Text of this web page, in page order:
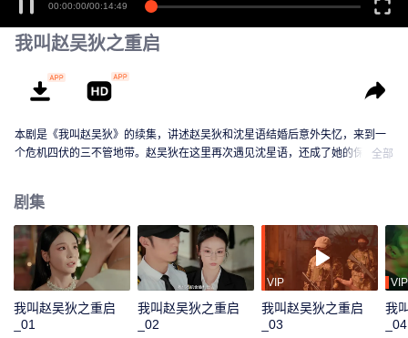
00:00:00/00:14:49
我叫赵吴狄之重启
本剧是《我叫赵吴狄》的续集，讲述赵吴狄和沈星语结婚后意外失忆，来到一
个危机四伏的三不管地带。赵吴狄在这里再次遇见沈星语，还成了她的保镖，
全部
剧集
我叫赵吴狄之重启
_01
我叫赵吴狄之重启
_02
VIP
我叫赵吴狄之重启
_03
VIP
我
_04